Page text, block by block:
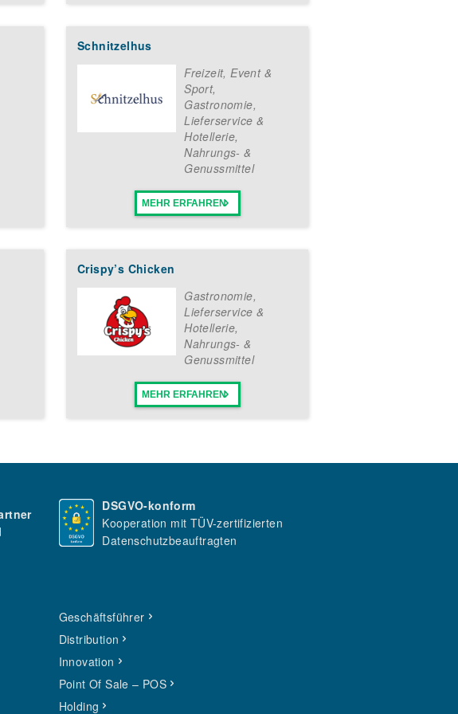
mit La Luna Eis-Shop.
die Teil der Erfolgsstory werden möchten und
dieses erfolgreichen Franchise leckeres Eis in
dein kostenloses Informationspaket mit weiteren
Schnitzelhus
Freizeit, Event &
Sport,
Gastronomie,
Lieferservice &
Hotellerie,
Nahrungs- &
Genussmittel
MEHR ERFAHREN
Crispy’s Chicken
Gastronomie,
Lieferservice &
Hotellerie,
Nahrungs- &
Genussmittel
MEHR ERFAHREN
DSGVO-konform
Kooperation mit TÜV-zertifizierten
Datenschutzbeauftragten
Geschäftsführer
Distribution
Innovation
Point Of Sale – POS
Holding